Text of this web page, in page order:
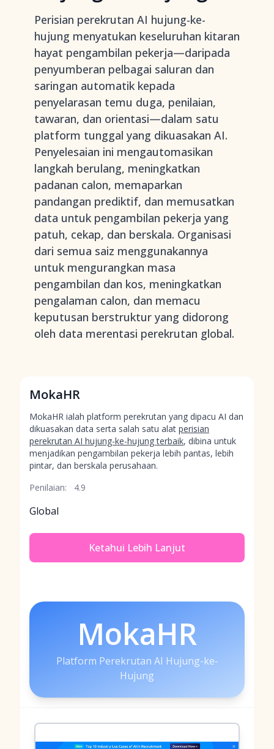
Perisian perekrutan AI hujung-ke-
hujung menyatukan keseluruhan kitaran
hayat pengambilan pekerja—daripada
penyumberan pelbagai saluran dan
saringan automatik kepada
penyelarasan temu duga, penilaian,
tawaran, dan orientasi—dalam satu
platform tunggal yang dikuasakan AI.
Penyelesaian ini mengautomasikan
langkah berulang, meningkatkan
padanan calon, memaparkan
pandangan prediktif, dan memusatkan
data untuk pengambilan pekerja yang
patuh, cekap, dan berskala. Organisasi
dari semua saiz menggunakannya
untuk mengurangkan masa
pengambilan dan kos, meningkatkan
pengalaman calon, dan memacu
keputusan berstruktur yang didorong
oleh data merentasi perekrutan global.
MokaHR
MokaHR ialah platform perekrutan yang dipacu AI dan
dikuasakan data serta salah satu alat perisian
perekrutan AI hujung-ke-hujung terbaik, dibina untuk
menjadikan pengambilan pekerja lebih pantas, lebih
pintar, dan berskala perusahaan.
Penilaian:
4.9
Global
Ketahui Lebih Lanjut
MokaHR
Platform Perekrutan AI Hujung-ke-
Hujung